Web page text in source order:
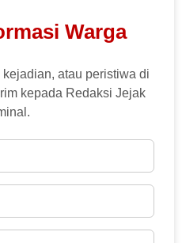
Warga
atau peristiwa di
kepada Redaksi Jejak